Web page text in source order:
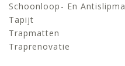
Schoonloop- En
Tapijt
Trapmatten
Traprenovatie